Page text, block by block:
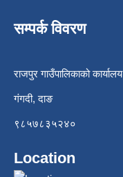
सम्पर्क विवरण
राजपुर गाउँपालिकाको कार्यालय
गंगदी, दाङ
९८५७८३५२४०
Location